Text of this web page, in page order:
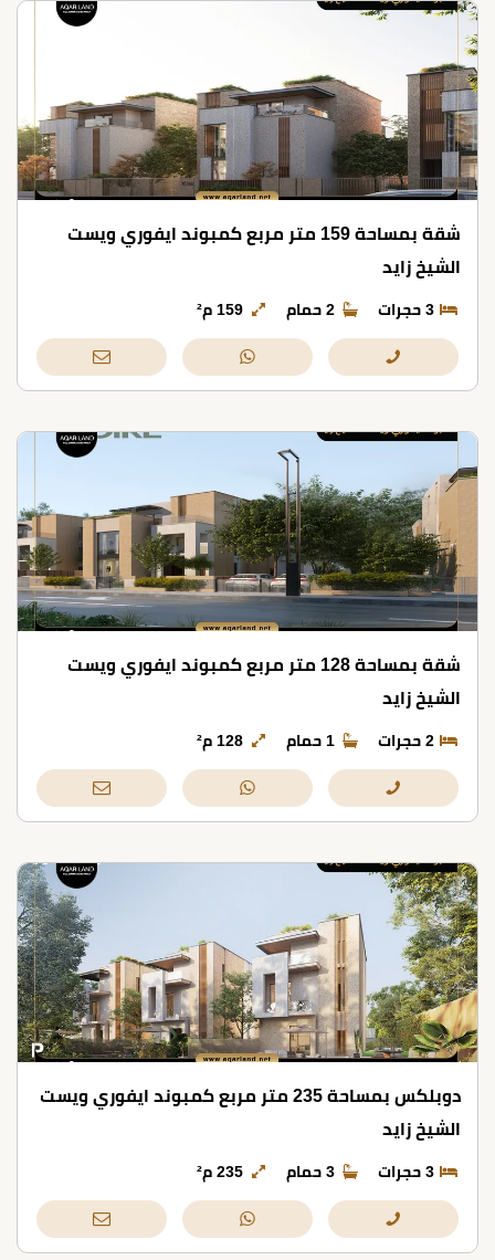
شقة بمساحة 159 متر مربع كمبوند ايفوري ويست
الشيخ زايد
3 حجرات 2 حمام 159 م²
شقة بمساحة 128 متر مربع كمبوند ايفوري ويست
الشيخ زايد
2 حجرات 1 حمام 128 م²
دوبلكس بمساحة 235 متر مربع كمبوند ايفوري ويست
الشيخ زايد
3 حجرات 3 حمام 235 م²